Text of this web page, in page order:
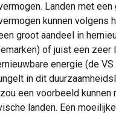
Landen met een
kunnen volgens
groot aandeel in
of juist een zeer
energie (de VS
in dit
een voorbeeld kunnen
landen. Een